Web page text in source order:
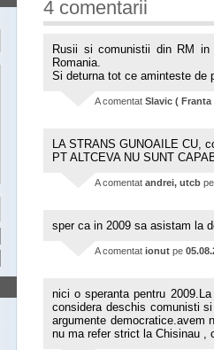
4 comentarii
Rusii si comunistii din RM
Romania.
Si deturna tot ce aminteste de
A comentat Slavic ( Franta
LA STRANS GUNOAILE CU,
PT ALTCEVA NU SUNT
A comentat andrei, utcb
sper ca in 2009 sa asistam la
A comentat ionut pe
nici o speranta pentru
considera deschis comunisti
argumente democratice.avem
nu ma refer strict la Chisinau ,